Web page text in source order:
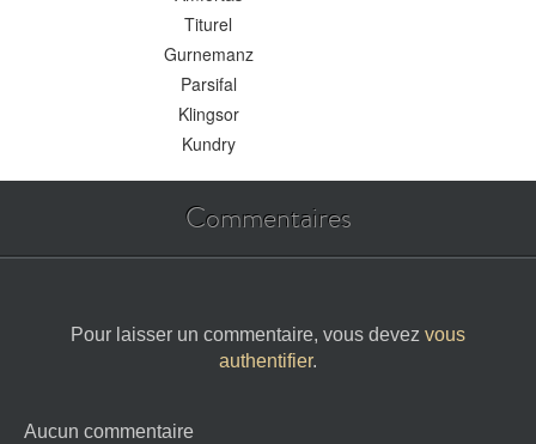
Titurel
Gurnemanz
Parsifal
Klingsor
Kundry
Commentaires
Pour laisser un commentaire, vous devez vous
authentifier.
Aucun commentaire